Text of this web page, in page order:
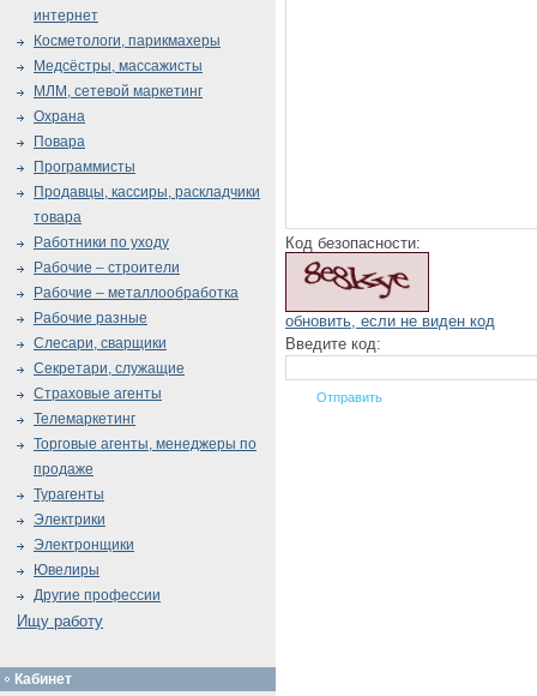
Код безопасности:
обновить, если не виден код
Введите код:
интернет
Косметологи, парикмахеры
Медсёстры, массажисты
МЛМ, сетевой маркетинг
Охрана
Повара
Программисты
Продавцы, кассиры, раскладчики
товара
Работники по уходу
Рабочие – строители
Рабочие – металлообработка
Рабочие разные
Слесари, сварщики
Секретари, служащие
Страховые агенты
Телемаркетинг
Торговые агенты, менеджеры по
продаже
Турагенты
Электрики
Электронщики
Ювелиры
Другие профессии
Ищу работу
Кабинет